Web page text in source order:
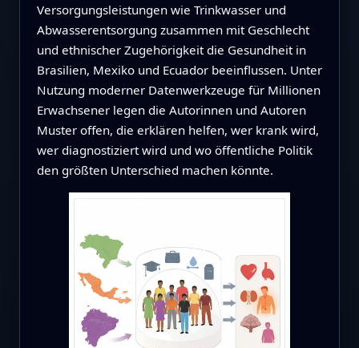
Versorgungsleistungen wie Trinkwasser und
Abwasserentsorgung zusammen mit Geschlecht
und ethnischer Zugehörigkeit die Gesundheit in
Brasilien, Mexiko und Ecuador beeinflussen. Unter
Nutzung moderner Datenwerkzeuge für Millionen
Erwachsener legen die Autorinnen und Autoren
Muster offen, die erklären helfen, wer krank wird,
wer diagnostiziert wird und wo öffentliche Politik
den größten Unterschied machen könnte.